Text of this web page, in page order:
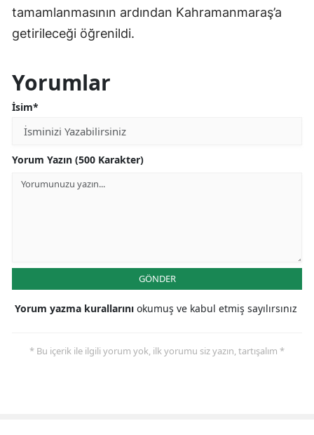
tamamlanmasının ardından Kahramanmaraş’a
getirileceği öğrenildi.
Yorumlar
İsim*
Yorum Yazın (500 Karakter)
GÖNDER
Yorum yazma kurallarını okumuş ve kabul etmiş sayılırsınız
* Bu içerik ile ilgili yorum yok, ilk yorumu siz yazın, tartışalım *